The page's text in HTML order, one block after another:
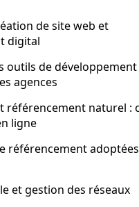
de site web et
digital
outils de développement
agences
référencement naturel :
ligne
référencement
et gestion des réseaux